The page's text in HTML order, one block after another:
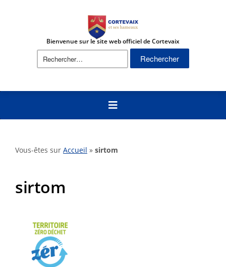
Bienvenue sur le site web officiel de Cortevaix
Rechercher :
Vous-êtes sur Accueil » sirtom
sirtom